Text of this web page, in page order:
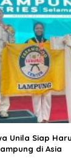
Unila Siap
di Asia